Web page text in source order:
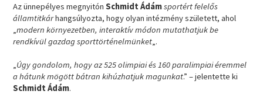
Az ünnepélyes megnyitónSchmidt Ádámsportért felelős
államtitkárhangsúlyozta, hogy olyan intézmény született, ahol
„modern környezetben, interaktív módon mutathatjuk be
rendkívül gazdag sporttörténelmünket„.
„Úgy gondolom, hogy az 525 olimpiai és 160 paralimpiai éremmel
a hátunk mögött bátran kihúzhatjuk magunkat.” – jelentette ki
Schmidt Ádám.